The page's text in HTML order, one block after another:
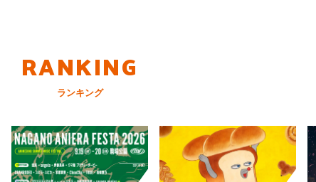
RANKING
ランキング